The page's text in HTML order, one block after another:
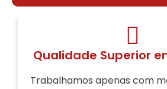
Qualidade Superior
Trabalhamos apenas com